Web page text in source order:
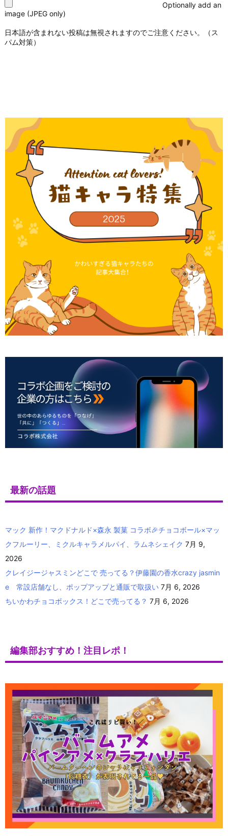
Optionally add an
image (JPEG only)
日本語が含まれない投稿は無視されますのでご注意ください。（ス
パム対策）
最新の話題
マック 新作！マクドナルド×森永 製菓 コラボ🎉チョコボール×マッ
クフルーリー、ミクルキャラメルパイ、ラムネシェイク 7月 9,
2026
クレイジージャスミンどこで 売ってる？伊藤園の香水crazy jasmin
e 常設店舗なし、ポップアップと通販で取扱い 7月 6, 2026
ちいかわチョコボックス！どこで売ってる？ 7月 6, 2026
編集部おすすめ！注目レポ！